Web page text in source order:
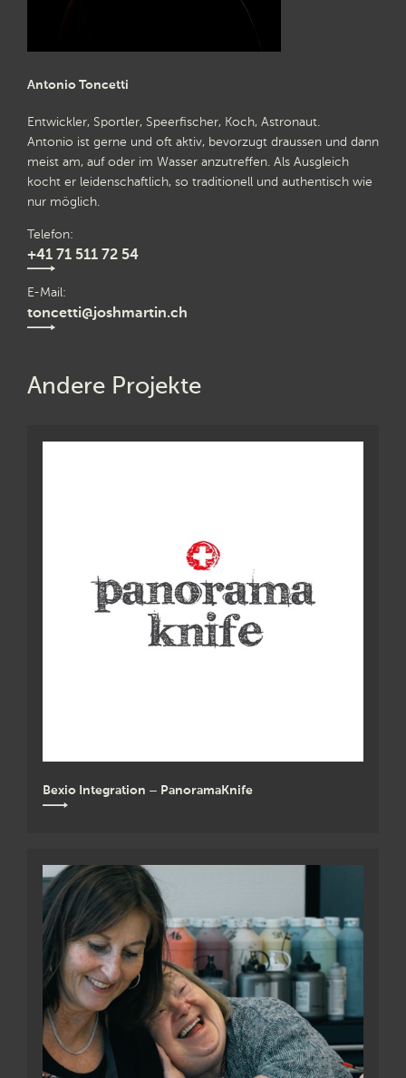
Antonio Toncetti
Entwickler, Sportler, Speerfischer, Koch, Astronaut.
Antonio ist gerne und oft aktiv, bevorzugt draussen und dann
meist am, auf oder im Wasser anzutreffen. Als Ausgleich
kocht er leidenschaftlich, so traditionell und authentisch wie
nur möglich.
Telefon
+41 71 511 72 54
E-Mail
toncetti@joshmartin.ch
Andere Projekte
Bexio Integration – PanoramaKnife